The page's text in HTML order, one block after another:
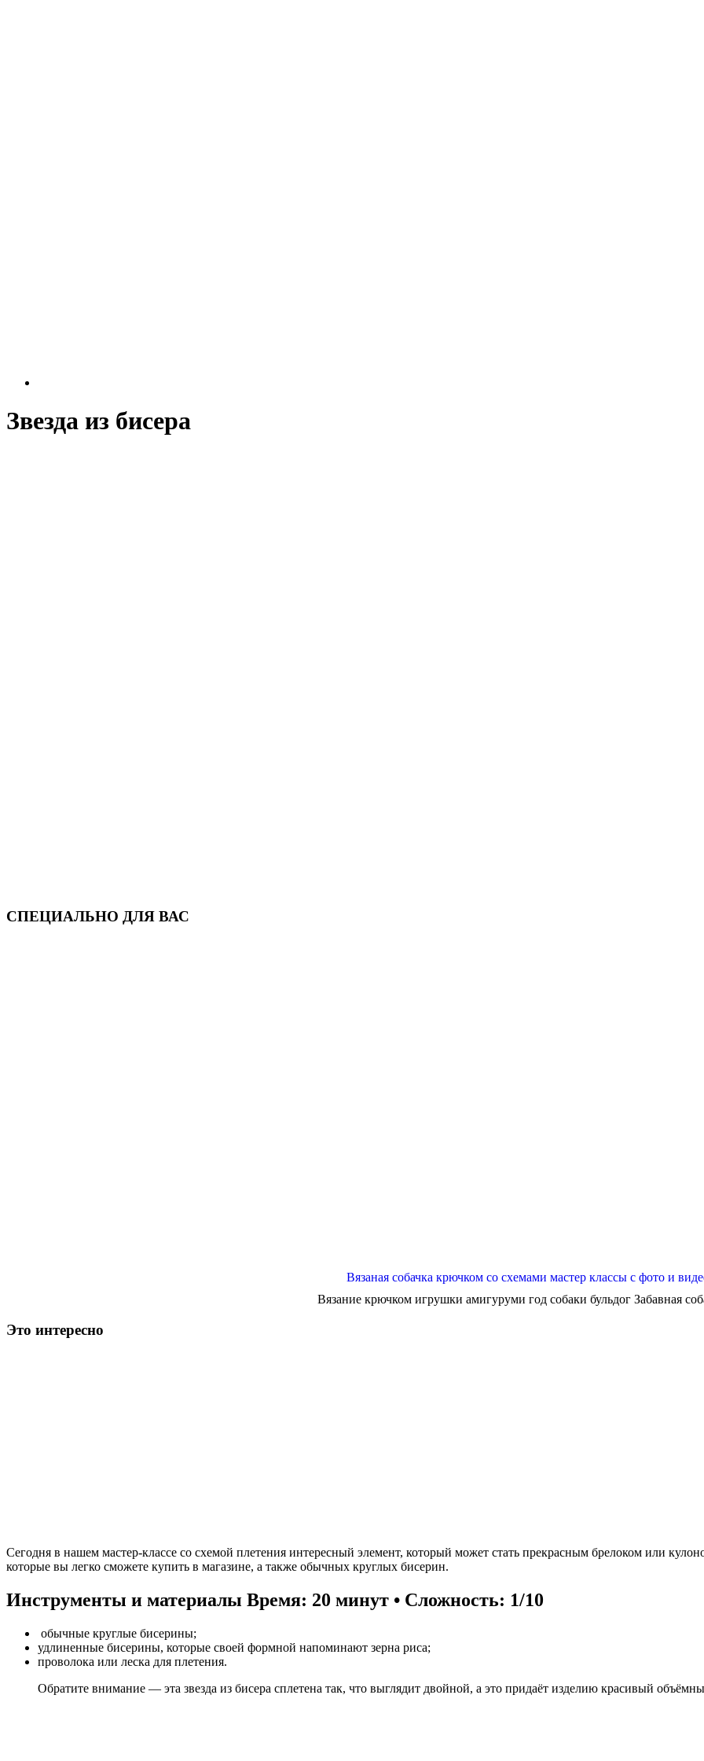
Звезда из бисера
СПЕЦИАЛЬНО ДЛЯ ВАС
Вязаная собачка крючком со схемами мастер классы с фото и
Вязание крючком игрушки амигуруми год собаки бульдог Забавная
Это интересно
Сегодня в нашем мастер-классе со схемой плетения интересный элемент, который может стать прекрасным брелоком или
которые вы легко сможете купить в магазине, а также обычных круглых бисерин.
Инструменты и материалы Время: 20 минут • Сложность: 1/10
обычные круглые бисерины;
удлиненные бисерины, которые своей формной напоминают зерна риса;
проволока или леска для плетения.
Обратите внимание — эта звезда из бисера сплетена так, что выглядит двойной, а это придаёт изделию красивый